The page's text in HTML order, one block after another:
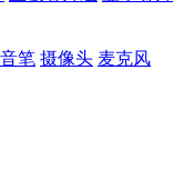
笔 摄像头 麦克风